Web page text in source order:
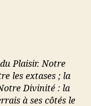
Plaisir. Notre
les extases ; la
Divinité : la
à ses côtés le